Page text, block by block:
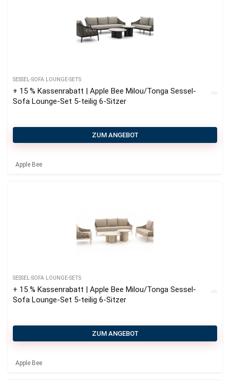
SESSEL-SOFA LOUNGE-SETS
+ 15 % Kassenrabatt | Apple Bee Milou/Tonga Sessel-
Sofa Lounge-Set 5-teilig 6-Sitzer
ZUM ANGEBOT
Apple Bee
SESSEL-SOFA LOUNGE-SETS
+ 15 % Kassenrabatt | Apple Bee Milou/Tonga Sessel-
Sofa Lounge-Set 5-teilig 6-Sitzer
ZUM ANGEBOT
Apple Bee